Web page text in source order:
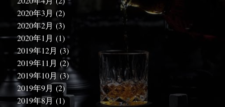
2020年3月 (2)
2020年2月 (3)
2020年1月 (1)
2019年12月 (3)
2019年11月 (2)
2019年10月(3)
2019年9月 (2)
2019年8月(1)